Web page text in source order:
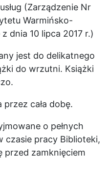
(Zarządzenie Nr
Warmińsko-
z dnia 10 lipca 2017 r.)
jest do delikatnego
do wrzutni. Książki
cała dobę.
o pełnych
czasie pracy Biblioteki,
przed zamknięciem